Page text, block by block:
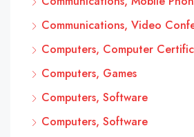
Communications, Video
Computers, Computer
Computers, Games
Computers, Software
Computers, Software